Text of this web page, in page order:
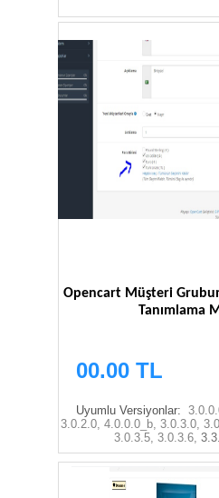
Opencart Müşteri
Tanımlama
00.00 TL
Uyumlu Versiyonlar:
3.0.2.0, 4.0.0.0_b, 3.0.3.0,
3.0.3.5, 3.0.3.6,